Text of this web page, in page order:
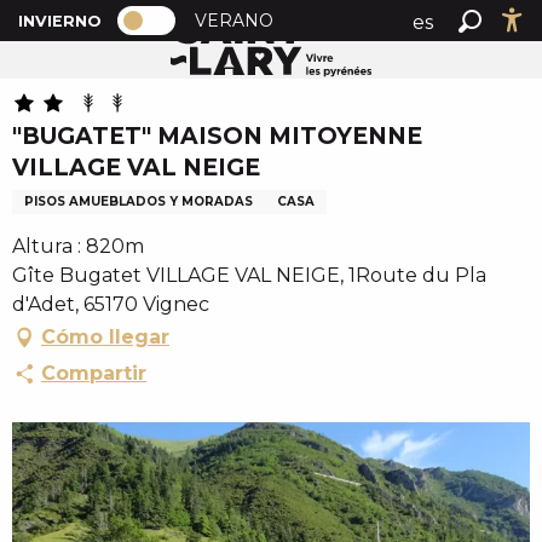
A
l
e
r
a
u
o
n
t
e
n
p
r
i
n
PAGE D’ACCUEIL ACTUELLE HIVER : PASSER EN
INVIERNO PAGE D’ACCUEIL ACTUELLE HIVER :
VERANO
es
Buscar
Inicio "BUGATET" MAISON MITOYENNE VILLAGE VAL NEIGE
"BUGATET" MAISON MITOYENNE
VILLAGE VAL NEIGE
PISOS AMUEBLADOS Y MORADAS CASA
Altura : 820m
Gîte Bugatet VILLAGE VAL NEIGE, 1Route du Pla
d'Adet, 65170 Vignec
Cómo llegar
Compartir